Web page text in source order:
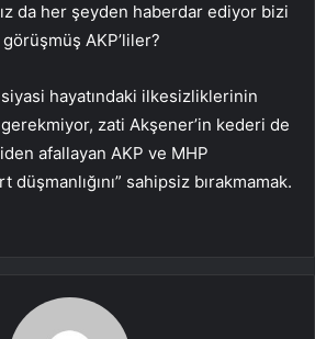
da her şeyden haberdar ediyor bizi
AKP’liler?
hayatındaki ilkesizliklerinin
zati Akşener’in kederi de
afallayan AKP ve MHP
düşmanlığını” sahipsiz bırakmamak.